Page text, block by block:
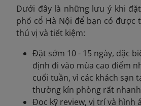
Dưới đây là những lưu ý khi
phố cổ Hà Nội để bạn có được
thú vị và tiết kiệm:
Đặt sớm 10 - 15 ngày, đặc
định đi vào mùa cao điểm
cuối tuần, vì các khách sạn
thường kín phòng rất
Đọc kỹ review, vị trí và hình